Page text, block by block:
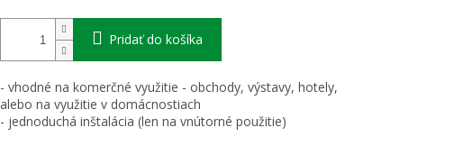
Pridať do košíka
- vhodné na komerčné využitie - obchody, výstavy, hotely,
alebo na využitie v domácnostiach
- jednoduchá inštalácia (len na vnútorné použitie)